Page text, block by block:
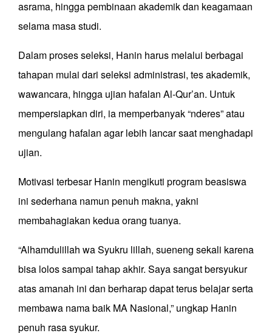
asrama, hingga pembinaan akademik dan keagamaan
selama masa studi.
Dalam proses seleksi, Hanin harus melalui berbagai
tahapan mulai dari seleksi administrasi, tes akademik,
wawancara, hingga ujian hafalan Al-Qur’an. Untuk
mempersiapkan diri, ia memperbanyak “nderes” atau
mengulang hafalan agar lebih lancar saat menghadapi
ujian.
Motivasi terbesar Hanin mengikuti program beasiswa
ini sederhana namun penuh makna, yakni
membahagiakan kedua orang tuanya.
“Alhamdulillah wa Syukru lillah, sueneng sekali karena
bisa lolos sampai tahap akhir. Saya sangat bersyukur
atas amanah ini dan berharap dapat terus belajar serta
membawa nama baik MA Nasional,” ungkap Hanin
penuh rasa syukur.